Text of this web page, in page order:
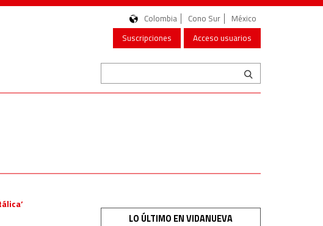
Colombia Cono Sur
México
Suscripciones
Acceso usuarios
LO ÚLTIMO EN VIDANUEVA